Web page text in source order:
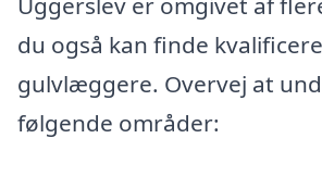
du også kan finde
gulvlæggere. Overvej at
følgende områder: